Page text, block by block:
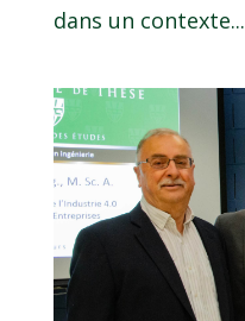
dans un contexte...